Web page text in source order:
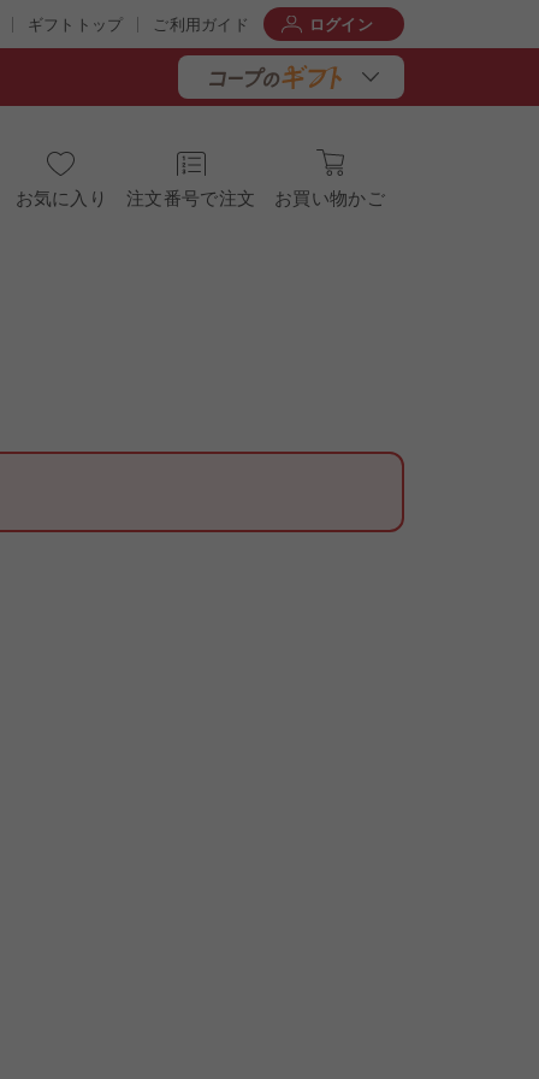
ギフトトップ ご利用ガイド ログイン
お気に入り 注文番号で注文 お買い物かご